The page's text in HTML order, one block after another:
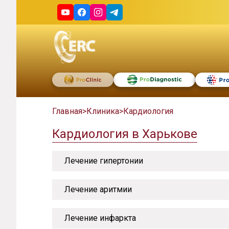
Главная> Клиника> Кардиология
Кардиология в Харькове
Лечение гипертонии
Лечение аритмии
Лечение инфаркта